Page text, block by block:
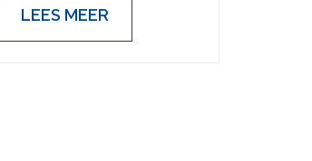
normen en waarden maar
LEES MEER